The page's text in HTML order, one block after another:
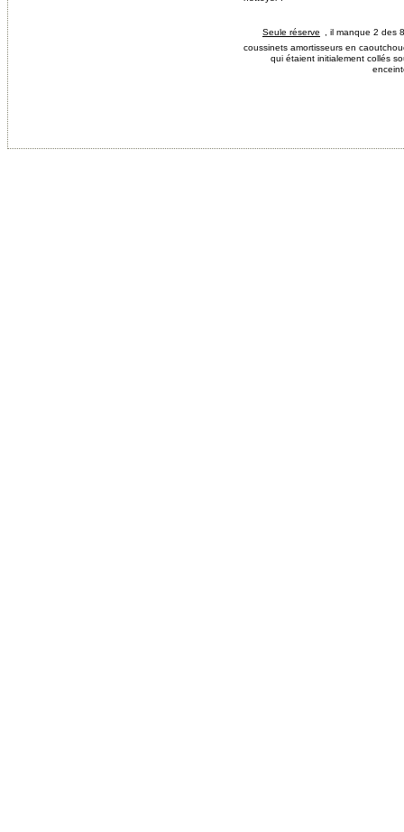
Seule réserve
, il manque 2 des
coussinets amortisseurs en
qui étaient initialement collés